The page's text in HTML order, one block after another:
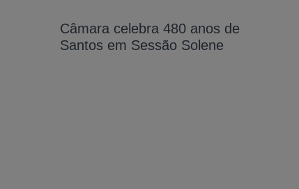
Câmara celebra 480 anos de
Santos em Sessão Solene